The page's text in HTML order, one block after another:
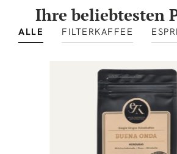
Ihre beliebtesten
ALLE FILTERKAFFEE